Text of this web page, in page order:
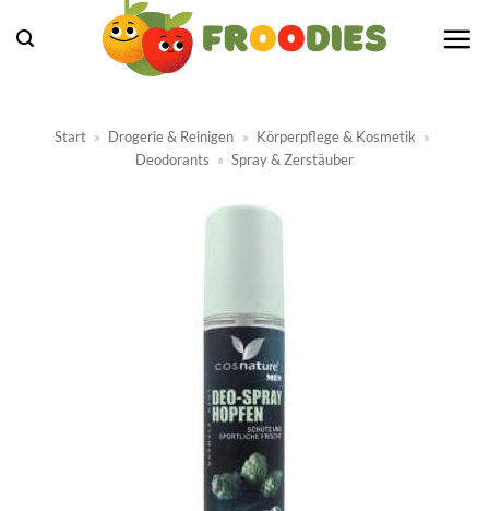
Inhalt
Start » Drogerie & Reinigen » Körperpflege & Kosmetik »
Deodorants » Spray & Zerstäuber